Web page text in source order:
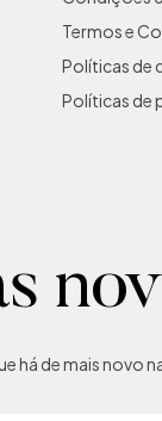
Termos e
Políticas de
Políticas de
há de mais novo